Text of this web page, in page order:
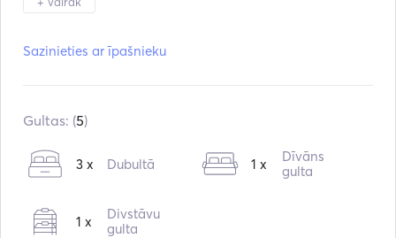
Dzinēji: 1 x 50hp
Patēriņš:5 L / stundā
Degvielas tilpums:200
Sazinieties ar īpašnieku
Gultas: (5)
3 x Dubultā 1 x
Dīvāns
gulta
1 x
Divstāvu
gulta